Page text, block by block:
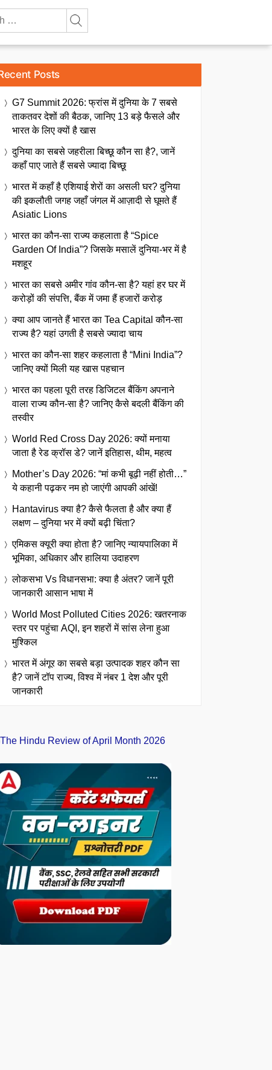
Posts
G7 Summit 2026: फ्रांस में दुनिया के 7 सबसे
ताकतवर देशों की बैठक, जानिए 13 बड़े फैसले और
भारत के लिए क्यों है खास
दुनिया का सबसे जहरीला बिच्छू कौन सा है?, जानें
कहाँ पाए जाते हैं सबसे ज्यादा बिच्छू
भारत में कहाँ है एशियाई शेरों का असली घर? दुनिया
की इकलौती जगह जहाँ जंगल में आज़ादी से घूमते हैं
Asiatic Lions
भारत का कौन-सा राज्य कहलाता है “Spice
Garden Of India”? जिसके मसालें दुनिया-भर में है
मशहूर
भारत का सबसे अमीर गांव कौन-सा है? यहां हर घर में
करोड़ों की संपत्ति, बैंक में जमा हैं हजारों करोड़
क्या आप जानते हैं भारत का Tea Capital कौन-सा
राज्य है? यहां उगती है सबसे ज्यादा चाय
भारत का कौन-सा शहर कहलाता है “Mini India”?
जानिए क्यों मिली यह खास पहचान
भारत का पहला पूरी तरह डिजिटल बैंकिंग अपनाने
वाला राज्य कौन-सा है? जानिए कैसे बदली बैंकिंग की
तस्वीर
World Red Cross Day 2026: क्यों मनाया
जाता है रेड क्रॉस डे? जानें इतिहास, थीम, महत्व
Mother’s Day 2026: “मां कभी बूढ़ी नहीं होती…”
ये कहानी पढ़कर नम हो जाएंगी आपकी आंखें!
Hantavirus क्या है? कैसे फैलता है और क्या हैं
लक्षण – दुनिया भर में क्यों बढ़ी चिंता?
एमिकस क्यूरी क्या होता है? जानिए न्यायपालिका में
भूमिका, अधिकार और हालिया उदाहरण
लोकसभा Vs विधानसभा: क्या है अंतर? जानें पूरी
जानकारी आसान भाषा में
World Most Polluted Cities 2026: खतरनाक
स्तर पर पहुंचा AQI, इन शहरों में सांस लेना हुआ
मुश्किल
भारत में अंगूर का सबसे बड़ा उत्पादक शहर कौन सा
है? जानें टॉप राज्य, विश्व में नंबर 1 देश और पूरी
जानकारी